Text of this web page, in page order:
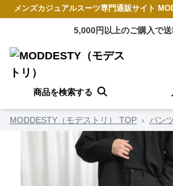
メンズカジュアルスーツ専門通販サイト
5,000円以上のご購入で
商品を検索する
MODDESTY（モデストリ） TOP › パン